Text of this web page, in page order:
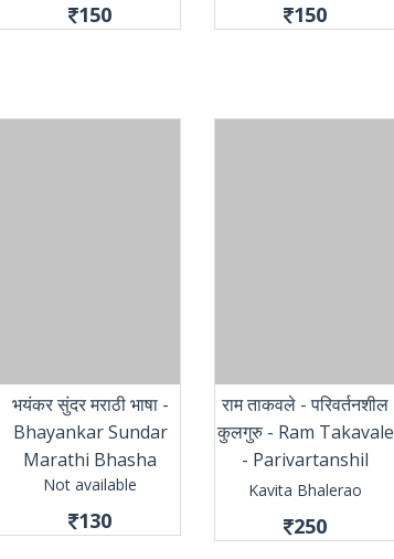
150 150
भयंकर सुंदर मराठी भाषा -
Bhayankar Sundar
Marathi Bhasha
Not available
130
राम ताकवले - परिवर्तनशील
कुलगुरु - Ram Takavale
- Parivartanshil
Kulguru
Kavita Bhalerao
250